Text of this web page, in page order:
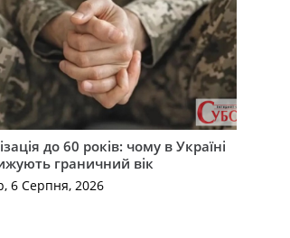
до 60 років: чому в Україні
граничний вік
6 Серпня, 2026